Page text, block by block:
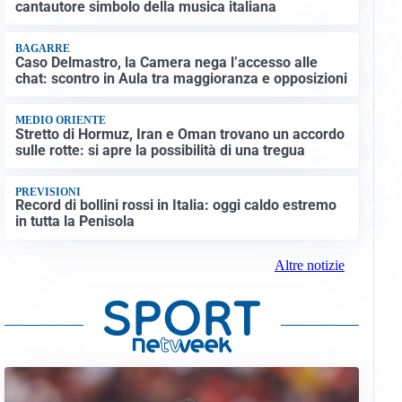
cantautore simbolo della musica italiana
BAGARRE
Caso Delmastro, la Camera nega l’accesso alle
chat: scontro in Aula tra maggioranza e opposizioni
MEDIO ORIENTE
Stretto di Hormuz, Iran e Oman trovano un accordo
sulle rotte: si apre la possibilità di una tregua
PREVISIONI
Record di bollini rossi in Italia: oggi caldo estremo
in tutta la Penisola
Altre notizie